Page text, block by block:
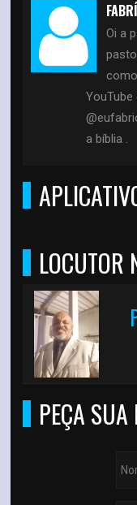
Oi a
a bíblia .
LOCUTOR
PEÇA